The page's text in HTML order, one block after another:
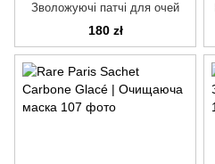
Зволожуючі патчі для очей
180 zł